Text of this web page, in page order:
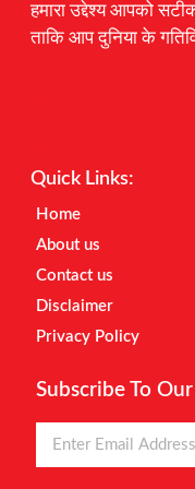
हमारा उद्देश्य आपको
ताकि आप दुनिया के
Quick Links:
Home
About us
Contact us
Disclaimer
Privacy Policy
Subscribe To